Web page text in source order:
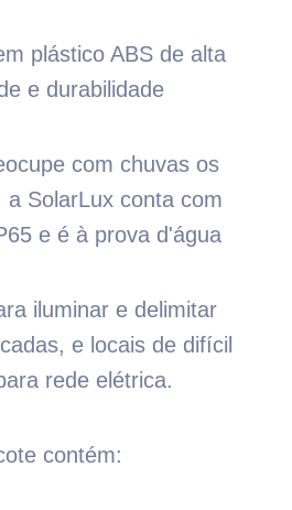
plástico ABS de alta
e durabilidade
com chuvas os
a SolarLux conta com
e é à prova d'água
iluminar e delimitar
e locais de difícil
rede elétrica.
contém: